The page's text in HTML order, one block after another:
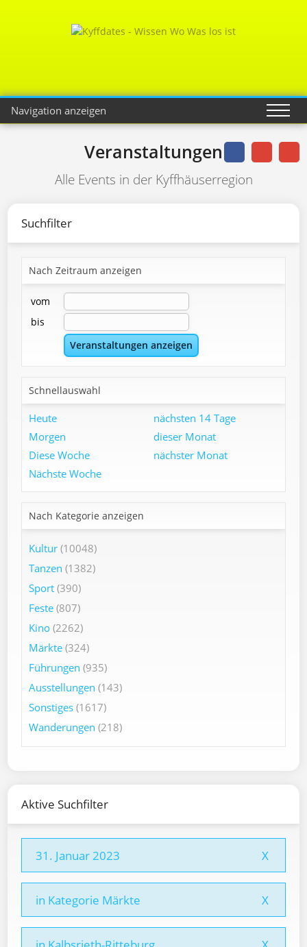
Navigation anzeigen
Veranstaltungen
Alle Events in der Kyffhäuserregion
Suchfilter
Nach Zeitraum anzeigen
vom
bis
Schnellauswahl
Heute
Morgen
Diese Woche
Nächste Woche
nächsten 14 Tage
dieser Monat
nächster Monat
Nach Kategorie anzeigen
Kultur (10048)
Tanzen (1382)
Sport (390)
Feste (807)
Kino (2262)
Märkte (324)
Führungen (935)
Ausstellungen (143)
Sonstiges (1617)
Wanderungen (218)
Aktive Suchfilter
31. Januar 2023 X
in Kategorie Märkte X